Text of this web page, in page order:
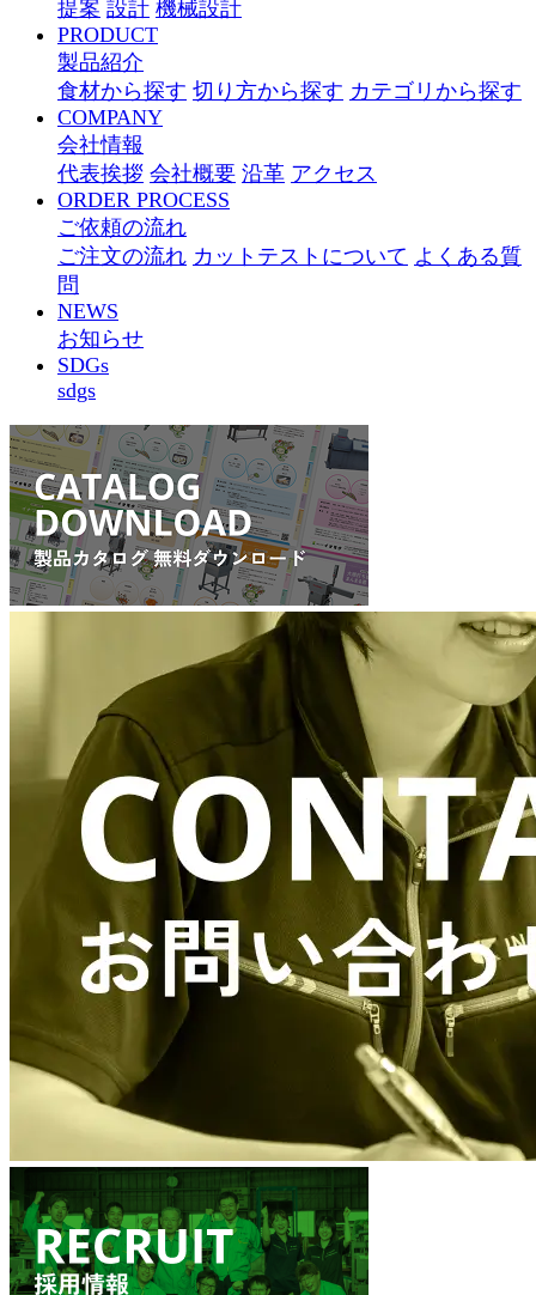
提案 設計 機械設計
PRODUCT
製品紹介
食材から探す 切り方から探す カテゴリから探す
COMPANY
会社情報
代表挨拶 会社概要 沿革 アクセス
ORDER PROCESS
ご依頼の流れ
ご注文の流れ カットテストについて よくある質
問
NEWS
お知らせ
SDGs
sdgs